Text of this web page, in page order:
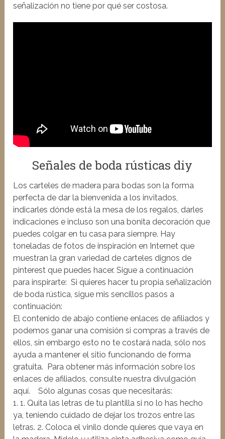
señalización no tiene por qué ser costosa.
Señales de boda rústicas diy
Los carteles de madera para bodas son la forma
perfecta de dar la bienvenida a los invitados,
indicarles dónde está la mesa de los regalos, darles
indicaciones e incluso son una bonita decoración que
puedes colgar en tu casa para siempre. Hay
toneladas de fotos de inspiración en Internet que
muestran la gran variedad de carteles dignos de
pinterest que puedes hacer. Sigue a continuación
para inspirarte: Si quieres hacer tu propia señalización
de boda rústica, sigue mis sencillos pasos a
continuación:
El contenido de abajo contiene enlaces de afiliados y
podemos ganar una comisión si compras a través de
ellos, sin embargo esto no te costará nada, sólo nos
ayuda a mantener el sitio funcionando de forma
gratuita. Para obtener más información sobre los
enlaces de afiliados, consulte nuestra divulgación
aquí. Sólo algunas cosas que necesitarás:
1. 1. Quita las letras de tu plantilla si no lo has hecho
ya, teniendo cuidado de dejar los trozos entre las
letras. 2. Coloca el vinilo donde quieres que vaya en